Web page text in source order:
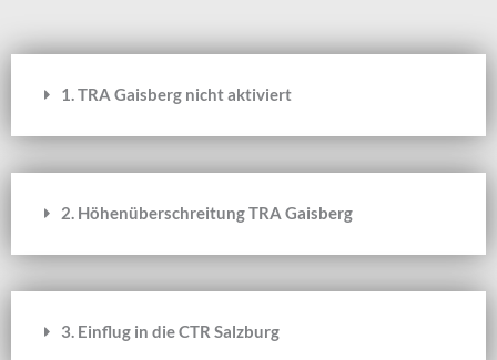
1. TRA Gaisberg nicht aktiviert
2. Höhenüberschreitung TRA Gaisberg
3. Einflug in die CTR Salzburg